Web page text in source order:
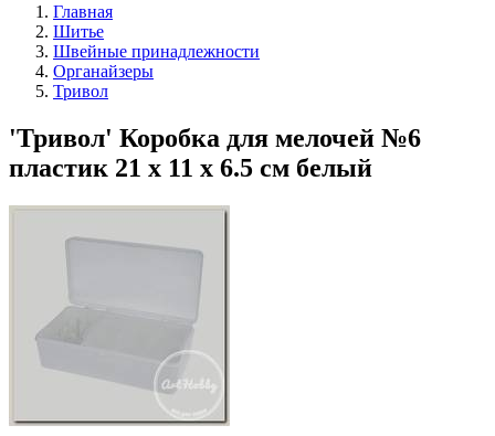
Главная
Шитье
Швейные принадлежности
Органайзеры
Тривол
'Тривол' Коробка для мелочей №6
пластик 21 x 11 x 6.5 см белый